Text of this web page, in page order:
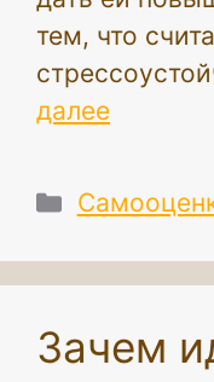
тем, что
далее
Рубрики
Зачем